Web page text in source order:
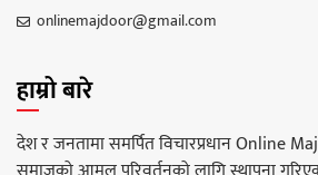
onlinemajdoor@gmail.com
हाम्रो बारे
देश र जनतामा समर्पित विचारप्रधान Online